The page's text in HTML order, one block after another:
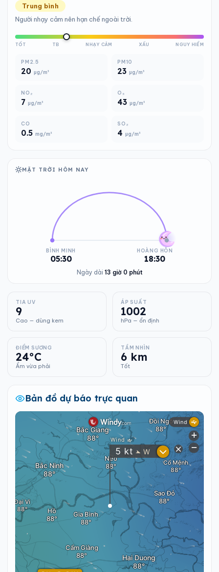
Trung bình
Người nhạy cảm nên hạn chế ngoài trời.
TỐT TB NHẠY CẢM XẤU NGUY HIỂM
PM2.5
20 µg/m³
PM10
23 µg/m³
NO₂
7 µg/m³
O₃
43 µg/m³
CO
0.5 mg/m³
SO₂
4 µg/m³
MẶT TRỜI HÔM NAY
BÌNH MINH
05:30
HOÀNG HÔN
18:30
Ngày dài 13 giờ 0 phút
TIA UV
9
Cao — dùng kem
ÁP SUẤT
1002
hPa — ổn định
ĐIỂM SƯƠNG
24°C
Ẩm vừa phải
TẦM NHÌN
6 km
Tốt
Bản đồ dự báo trực quan